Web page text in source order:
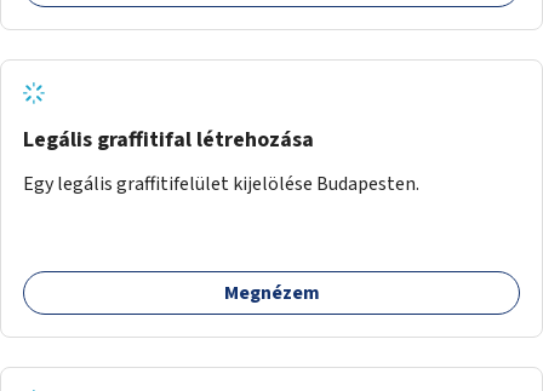
Legális graffitifal létrehozása
Egy legális graffitifelület kijelölése Budapesten.
Megnézem